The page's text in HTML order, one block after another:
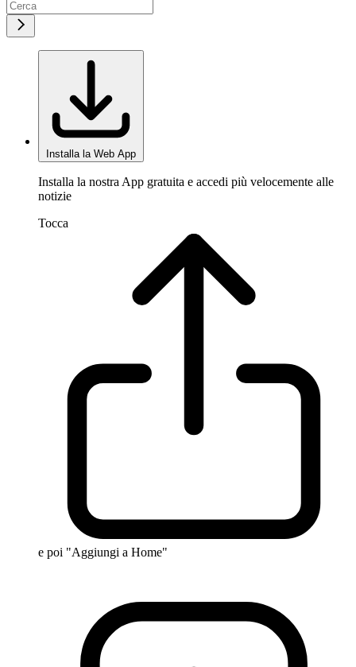
Installa la Web App
Installa la nostra App gratuita e accedi più velocemente alle
notizie
Tocca
e poi "Aggiungi a Home"